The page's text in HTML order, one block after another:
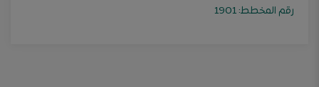
رقم المخطط: 1901